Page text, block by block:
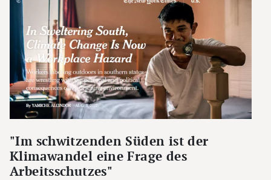
"Im schwitzenden Süden ist der
Klimawandel eine Frage des
Arbeitsschutzes"